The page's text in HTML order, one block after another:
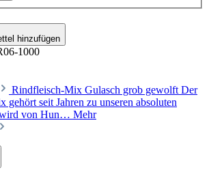
hinzufügen
1000
Rindfleisch-Mix Gulasch grob gewolft Der
gehört seit Jahren zu unseren absoluten
von Hun… Mehr